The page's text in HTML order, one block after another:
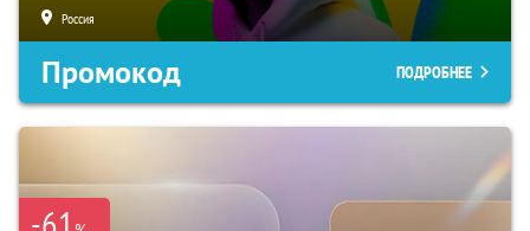
Россия
Промокод ПОДРОБНЕЕ